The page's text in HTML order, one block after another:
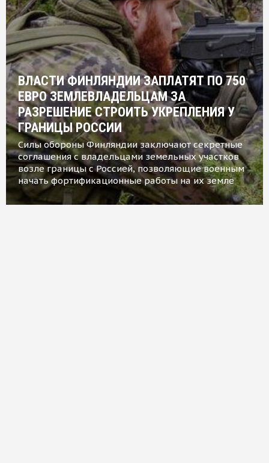
ВЛАСТИ ФИНЛЯНДИИ ЗАПЛАТЯТ ПО 750
ЕВРО ЗЕМЛЕВЛАДЕЛЬЦАМ ЗА
РАЗРЕШЕНИЕ СТРОИТЬ УКРЕПЛЕНИЯ У
ГРАНИЦЫ РОССИИ
Силы обороны Финляндии заключают секретные
соглашения с владельцами земельных участков
возле границы с Россией, позволяющие военным
начать фортификационные работы на их земле